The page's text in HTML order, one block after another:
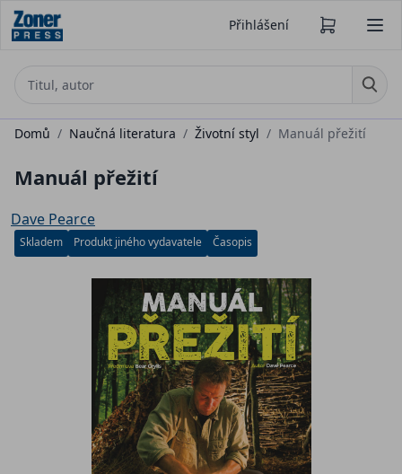
Přihlášení
Domů / Naučná literatura / Životní styl / Manuál přežití
Manuál přežití
Dave Pearce
Skladem Produkt jiného vydavatele Časopis